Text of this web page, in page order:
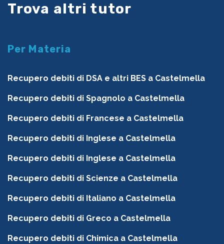
Trova altri tutor
Per Materia
Recupero debiti di DSA e altri BES a Castelmella
Recupero debiti di Spagnolo a Castelmella
Recupero debiti di Francese a Castelmella
Recupero debiti di Inglese a Castelmella
Recupero debiti di Inglese a Castelmella
Recupero debiti di Scienze a Castelmella
Recupero debiti di Italiano a Castelmella
Recupero debiti di Greco a Castelmella
Recupero debiti di Chimica a Castelmella